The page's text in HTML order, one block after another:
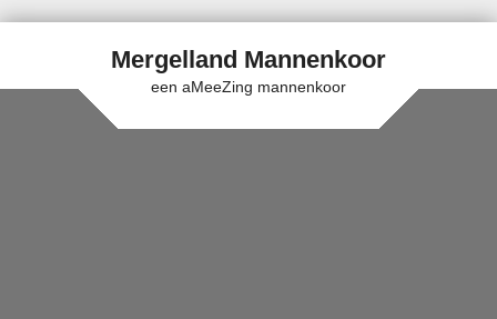
Mergelland Mannenkoor
een aMeeZing mannenkoor